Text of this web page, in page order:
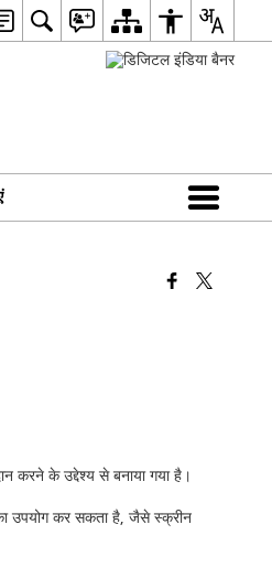
करने के उद्देश्य से बनाया गया है।
उपयोग कर सकता है, जैसे स्क्रीन